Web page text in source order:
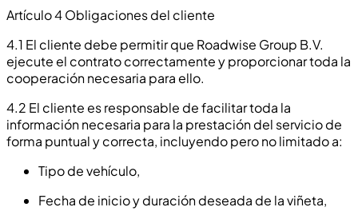
Artículo 4 Obligaciones del cliente
4.1 El cliente debe permitir que Roadwise Group B.V.
ejecute el contrato correctamente y proporcionar toda la
cooperación necesaria para ello.
4.2 El cliente es responsable de facilitar toda la
información necesaria para la prestación del servicio de
forma puntual y correcta, incluyendo pero no limitado a:
Tipo de vehículo,
Fecha de inicio y duración deseada de la viñeta,